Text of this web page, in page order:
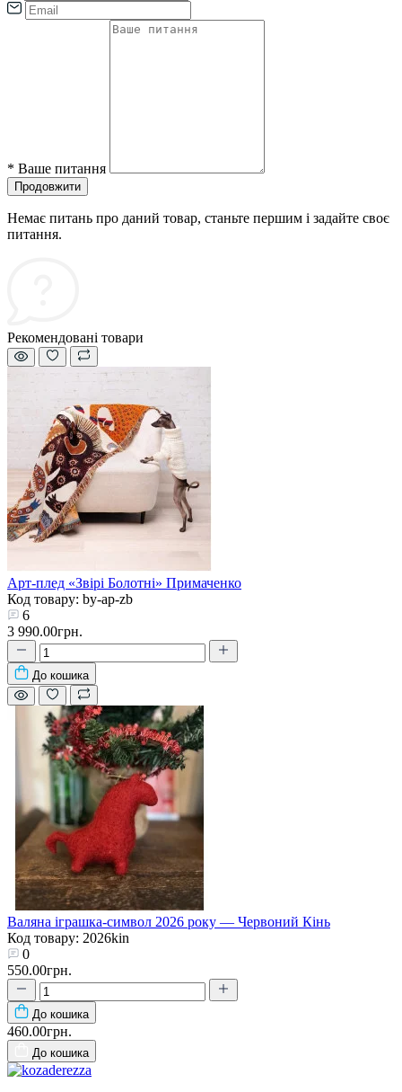
* Ваше питання
Продовжити
Немає питань про даний товар, станьте першим і задайте своє
питання.
Рекомендовані товари
Арт-плед «Звірі Болотні» Примаченко
Код товару: by-ap-zb
6
3 990.00грн.
До кошика
Валянa іграшка-символ 2026 року — Червоний Кінь
Код товару: 2026kin
0
550.00грн.
До кошика
460.00грн.
До кошика